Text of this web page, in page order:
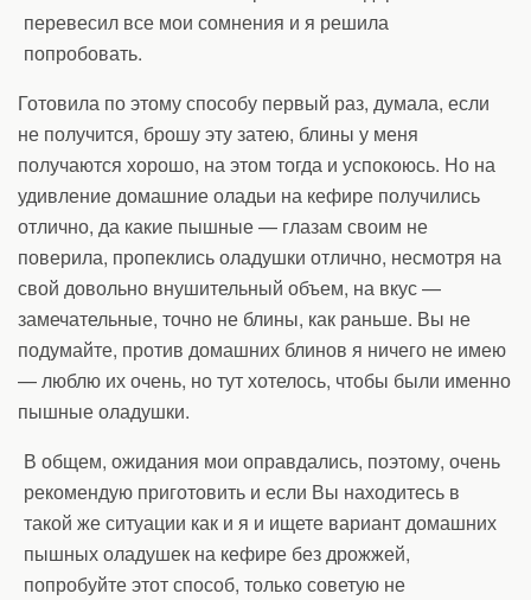
перевесил все мои сомнения и я решила
попробовать.
Готовила по этому способу первый раз, думала, если
не получится, брошу эту затею, блины у меня
получаются хорошо, на этом тогда и успокоюсь. Но на
удивление домашние оладьи на кефире получились
отлично, да какие пышные — глазам своим не
поверила, пропеклись оладушки отлично, несмотря на
свой довольно внушительный объем, на вкус —
замечательные, точно не блины, как раньше. Вы не
подумайте, против домашних блинов я ничего не имею
— люблю их очень, но тут хотелось, чтобы были именно
пышные оладушки.
В общем, ожидания мои оправдались, поэтому, очень
рекомендую приготовить и если Вы находитесь в
такой же ситуации как и я и ищете вариант домашних
пышных оладушек на кефире без дрожжей,
попробуйте этот способ, только советую не